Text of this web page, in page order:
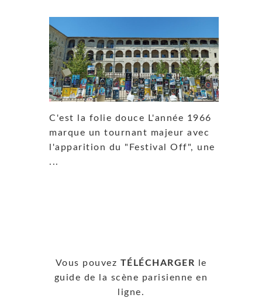
C'est la folie douce L'année 1966
marque un tournant majeur avec
l'apparition du "Festival Off", une
...
Vous pouvez TÉLÉCHARGER le
guide de la scène parisienne en
ligne.